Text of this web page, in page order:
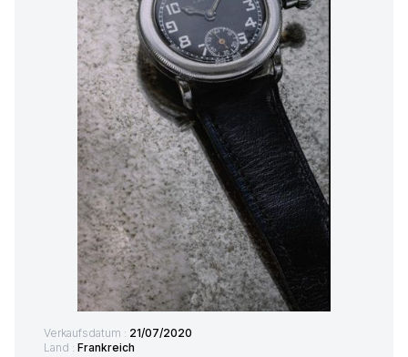
Verkaufsdatum : 21/07/2020
Land : Frankreich